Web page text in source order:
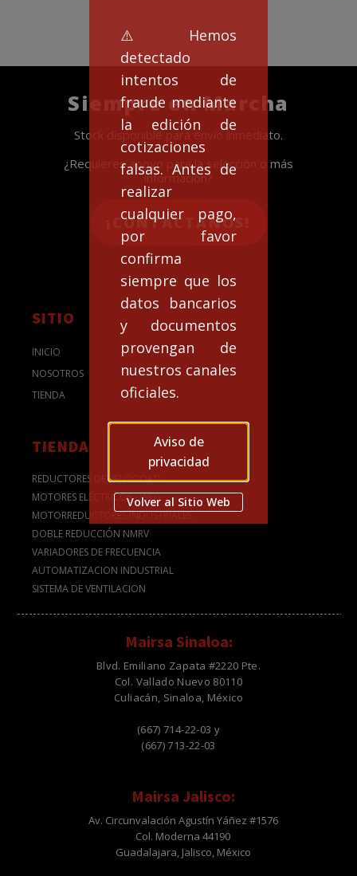
⚠️Hemos
detectado
intentos de
fraude mediante
la edición de
cotizaciones
falsas. Antes de
realizar
cualquier pago,
por favor
confirma
siempre que los
datos bancarios
y documentos
provengan de
nuestros canales
oficiales.
Aviso de
privacidad
Volver al Sitio Web
Siempre en Marcha
Stock disponible para envío inmediato.
¿Requieres apoyo para la selección o más
información?
¡CONTACTANOS!
SITIO
INICIO
NOSOTROS
TIENDA
TIENDA
REDUCTORES DE VELOCIDAD
MOTORES ELÉCTRICOS - WEG
MOTORREDUCTORES INDUSTRIALES
DOBLE REDUCCIÓN NMRV
VARIADORES DE FRECUENCIA
AUTOMATIZACION INDUSTRIAL
SISTEMA DE VENTILACION
Mairsa Sinaloa:
Blvd. Emiliano Zapata #2220 Pte.
Col. Vallado Nuevo 80110
Culiacán, Sinaloa, México
(667) 714-22-03 y
(667) 713-22-03
Mairsa Jalisco:
Av. Circunvalación Agustín Yáñez #1576
Col. Moderna 44190
Guadalajara, Jalisco, México